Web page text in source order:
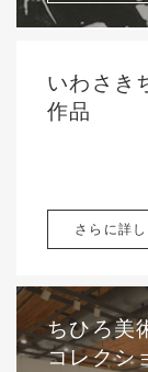
いわさき
作品
さらに詳し
ちひろ美
コレクシ